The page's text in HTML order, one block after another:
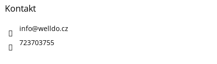
Kontakt
info@welldo.cz
723703755